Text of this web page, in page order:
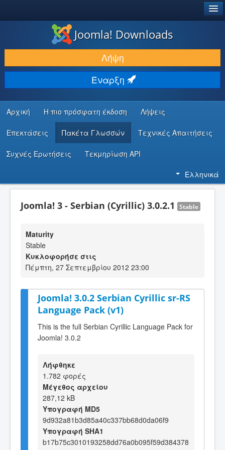
ΛΉΨΕΙΣ & ΕΠΕΚΤΆΣΕΙΣ
ΕΎΡΕΣΗ & ΜΆΘΗΣΗ
ΚΟΙΝΌΤΗΤΑ & ΥΠΟΣΤΉΡΙΞΗ
ΠΌΡΟΙ ΠΡΟΓΡΑΜΜΑΤΙΣΤΏΝ
Joomla! Downloads
Λήψη
Έναρξη
Αρχική Η πιο πρόσφατη έκδοση Λήψεις
Επεκτάσεις Πακέτα Γλωσσών Τεχνικές Απαιτήσεις
Συχνές Ερωτήσεις Τεκμηρίωση API
Ελληνικά
Joomla! 3 - Serbian (Cyrillic) 3.0.2.1 Stable
Maturity
Stable
Κυκλοφορήσε στις
Πέμπτη, 27 Σεπτεμβρίου 2012 23:00
Joomla! 3.0.2 Serbian Cyrillic sr-RS
Language Pack (v1)
This is the full Serbian Cyrillic Language Pack for
Joomla! 3.0.2
Λήφθηκε
1.782 φορές
Μέγεθος αρχείου
287,12 kB
Υπογραφή MD5
9d932a81b3d85a40c337bb68d0da06f9
Υπογραφή SHA1
b17b75c3010193258dd76a0b095f59d384378